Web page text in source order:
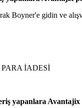
Boyner'e gidin ve
PARA İADESİ
yapanlara